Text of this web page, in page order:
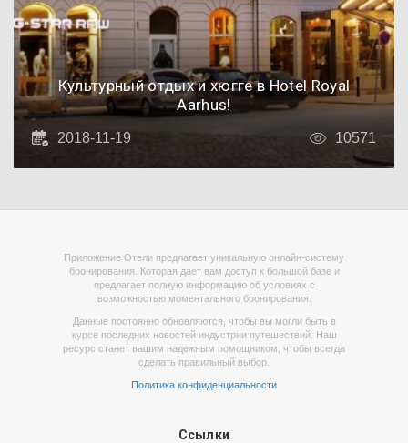
Культурный отдых и хюгге в Hotel Royal
Aarhus!
2018-11-19 10571
Приложение Отели предлагает уникальную онлайн-систему
бронирования. Которая дает вам доступ к большой базе и
предлагает полную информацию об условиях с
возможностью моментального бронирования.
Данные постоянно обновляются, чтобы вы могли быть в
курсе последних новостей индустрии путешествий. Наш
ресурс станет вашим надежным помощником, чтобы всегда
сделать правильный выбор.
Политика конфиденциальности
Ссылки